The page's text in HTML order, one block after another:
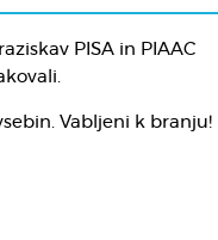
PISA in PIAAC
Vabljeni k branju!